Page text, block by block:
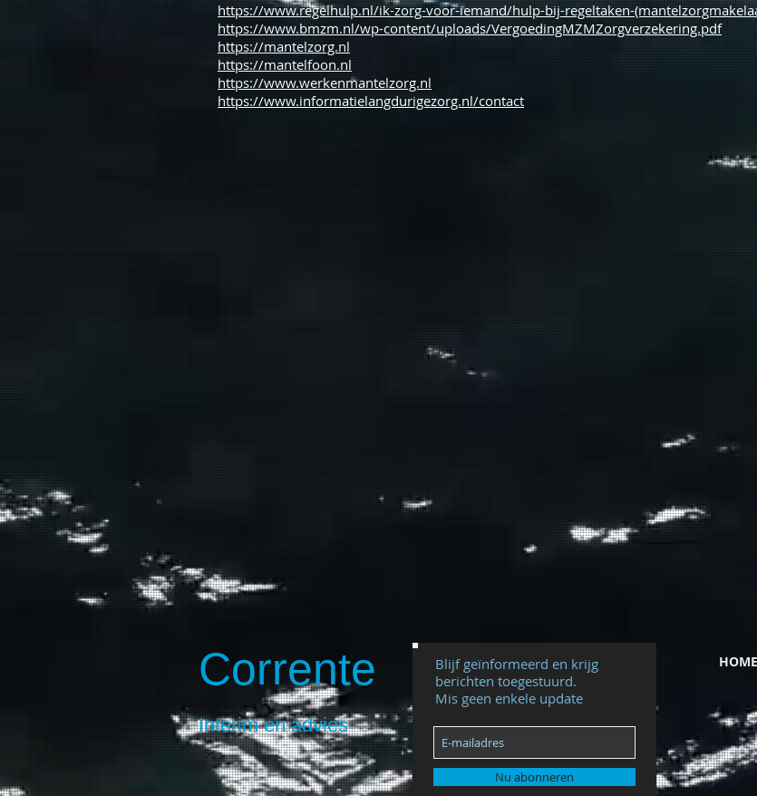
https://www.regelhulp.nl/ik-zorg-voor-iemand/hulp-bij-regeltaken-
https://www.bmzm.nl/wp-content/uploads/VergoedingMZMZorgverzekering.pdf
https://mantelzorg.nl
https://mantelfoon.nl
https://www.werkenmantelzorg.nl
https://www.informatielangdurigezorg.nl/contact
Corrente
Interim en advies
HOME
Blijf geïnformeerd en krijg
berichten toegestuurd.
Mis geen enkele update
Nu abonneren